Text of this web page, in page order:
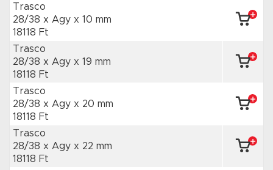
Trasco
28/38 x Agy x 10 mm
18118 Ft
Trasco
28/38 x Agy x 19 mm
18118 Ft
Trasco
28/38 x Agy x 20 mm
18118 Ft
Trasco
28/38 x Agy x 22 mm
18118 Ft